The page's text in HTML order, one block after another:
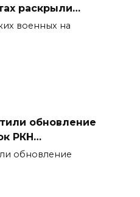
раскрыли…
военных на
обновление
РКН…
обновление